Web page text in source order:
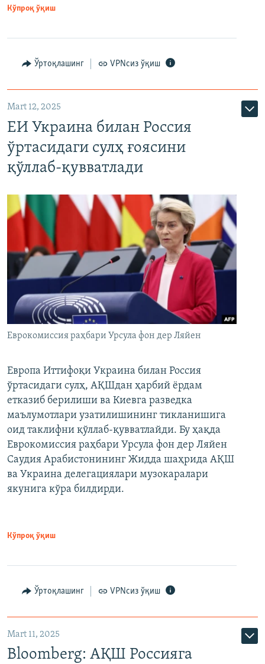
Кўпроқ ўқиш
Ўртоқлашинг VPNсиз ўқиш
Mart 12, 2025
ЕИ Украина билан Россия
ўртасидаги сулҳ ғоясини
қўллаб-қувватлади
Еврокомиссия раҳбари Урсула фон дер Ляйен
Европа Иттифоқи Украина билан Россия
ўртасидаги сулҳ, АҚШдан ҳарбий ёрдам
етказиб берилиши ва Киевга разведка
маълумотлари узатилишининг тикланишига
оид таклифни қўллаб-қувватлайди. Бу ҳақда
Еврокомиссия раҳбари Урсула фон дер Ляйен
Саудия Арабистонининг Жидда шаҳрида АҚШ
ва Украина делегациялари музокаралари
якунига кўра билдирди.
Кўпроқ ўқиш
Ўртоқлашинг VPNсиз ўқиш
Mart 11, 2025
Bloomberg: АҚШ Россияга